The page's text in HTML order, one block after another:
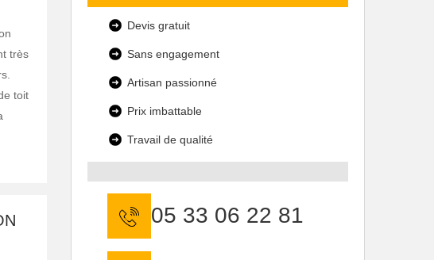
très
toit
Devis gratuit
Sans engagement
Artisan passionné
Prix imbattable
Travail de qualité
05 33 06 22 81